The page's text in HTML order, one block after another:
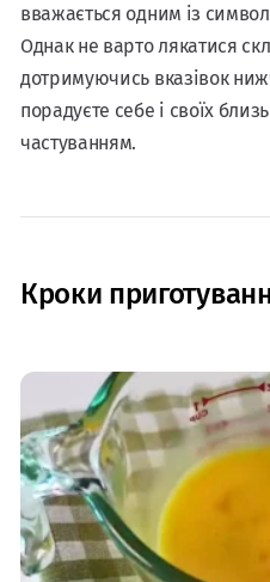
вважається одним із
Однак не варто лякатися
дотримуючись вказівок
порадуєте себе і своїх
частуванням.
Кроки